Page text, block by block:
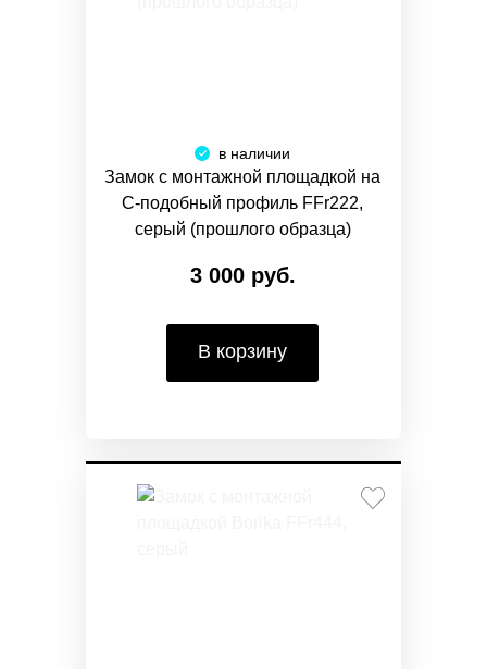
в наличии
Замок с монтажной площадкой на
С-подобный профиль FFr222,
серый (прошлого образца)
3 000 руб.
В корзину